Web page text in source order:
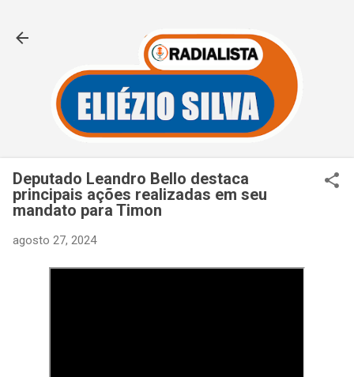
Deputado Leandro Bello destaca
principais ações realizadas em seu
mandato para Timon
agosto 27, 2024